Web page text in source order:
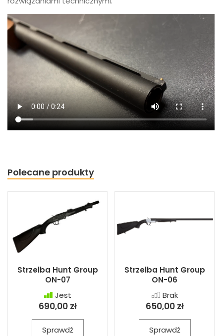
Polecane produkty
Strzelba Hunt Group
ON-07
Jest
690,00 zł
Sprawdź
Strzelba Hunt Group
ON-06
Brak
650,00 zł
Sprawdź